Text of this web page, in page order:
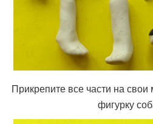
Прикрепите все части на
фигурку